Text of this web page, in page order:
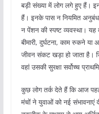
बड़ी संख्या में लोग लगे हुए हैं।
हैं। इनके पास न नियमित अनुबंध
न पेंशन की स्पष्ट व्यवस्था। यह
बीमारी, दुर्घटना, काम रुकने
जीवन संकट खड़ा हो जाता है।
वहां उसकी सुरक्षा सर्वोच्च
कुछ लोग तर्क देते हैं कि आज
मंचों ने युवाओं को नई संभावनाएं